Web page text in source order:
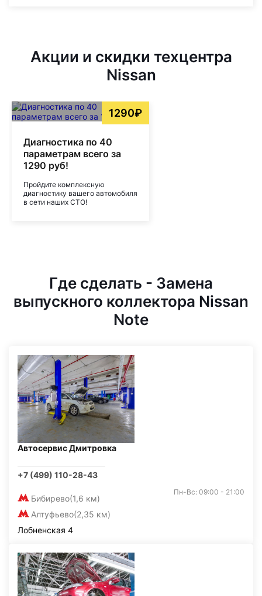
Акции и скидки техцентра
Nissan
1290₽
Диагностика по 40
параметрам всего за
1290 руб!
Пройдите комплексную
диагностику вашего автомобиля
в сети наших СТО!
Где сделать - Замена
выпускного коллектора Nissan
Note
Автосервис Дмитровка
+7 (499) 110-28-43
Бибирево(1,6 км)
Алтуфьево(2,35 км)
Пн-Вс: 09:00 - 21:00
Лобненская 4